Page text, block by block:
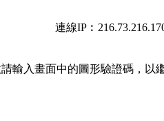
連線
輸入畫面中的圖形驗證碼，以